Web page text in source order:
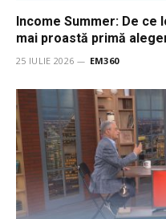
Income Summer: De
mai proastă primă
25 IULIE 2026 EM360